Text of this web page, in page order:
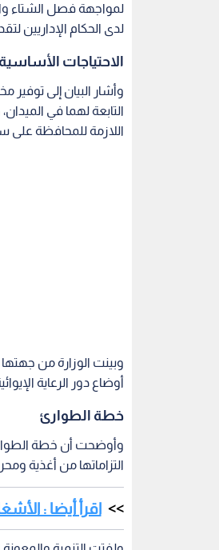
لمواجهة فصل الشتاء
لدى الحكام الإداريين
الاحتياجات الأساسية
وأشار البيان إلى
التابعة لهما في
اللازمة للمحافظة على
وبينت الوزارة من
أوضاع دور الرعاية
خطة الطوارئ
وأوضحت أن خطة الطوارئ
التزاماتها من أغذية
اقرأ أيضا :